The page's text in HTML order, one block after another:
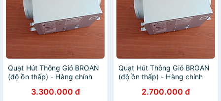
Quạt Hút Thông Gió BROAN
(độ ồn thấp) - Hàng chính
3.300.000 đ
Quạt Hút Thông Gió BROAN
(độ ồn thấp) - Hàng chính
2.700.000 đ